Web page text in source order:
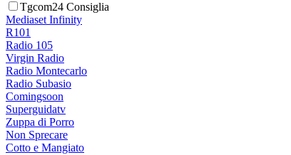
Tgcom24 Consiglia
Mediaset Infinity
R101
Radio 105
Virgin Radio
Radio Montecarlo
Radio Subasio
Comingsoon
Superguidatv
Zuppa di Porro
Non Sprecare
Cotto e Mangiato